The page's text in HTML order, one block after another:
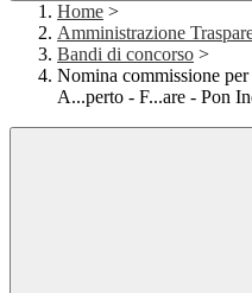
Home >
Amministrazione
Bandi di concorso >
Nomina commissione
A...perto - F...are - Pon